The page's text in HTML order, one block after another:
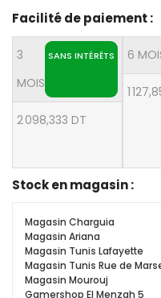
Facilité de paiement :
3
MOIS
SANS INTÉRÊTS
2 098,333 DT
6
1
Stock en magasin :
Magasin Charguia
Magasin Ariana
Magasin Tunis Lafayette
Magasin Tunis Rue de
Magasin Mourouj
Gamershop El Menzah 5